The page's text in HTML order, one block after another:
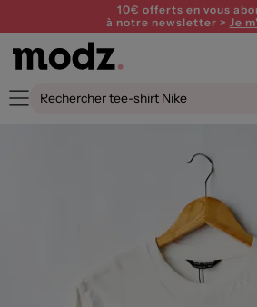
10€ offerts en vous
à notre newsletter > Je